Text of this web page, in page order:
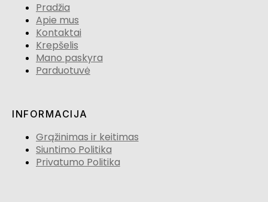
Pradžia
Apie mus
Kontaktai
Krepšelis
Mano paskyra
Parduotuvė
INFORMACIJA
Grąžinimas ir keitimas
Siuntimo Politika
Privatumo Politika